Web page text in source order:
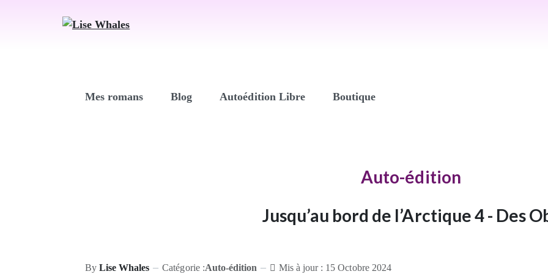
Mes romans Blog Autoédition Libre Boutique
Auto-édition
Jusqu’au bord de l’Arctique 4 - Des
By Lise Whales Catégorie :Auto-édition Mis à jour : 15 Octobre 2024